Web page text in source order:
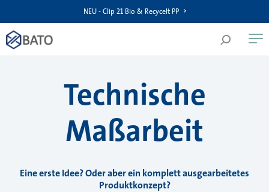
NEU - Clip 21 Bio & Recycelt PP
Technische
Maßarbeit
Eine erste Idee? Oder aber ein komplett ausgearbeitetes
Produktkonzept?